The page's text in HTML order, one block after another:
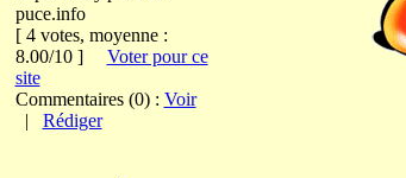
puce.info
[ 4 votes, moyenne :
8.00/10 ] Voter pour ce
site
Commentaires (0) : Voir
| Rédiger